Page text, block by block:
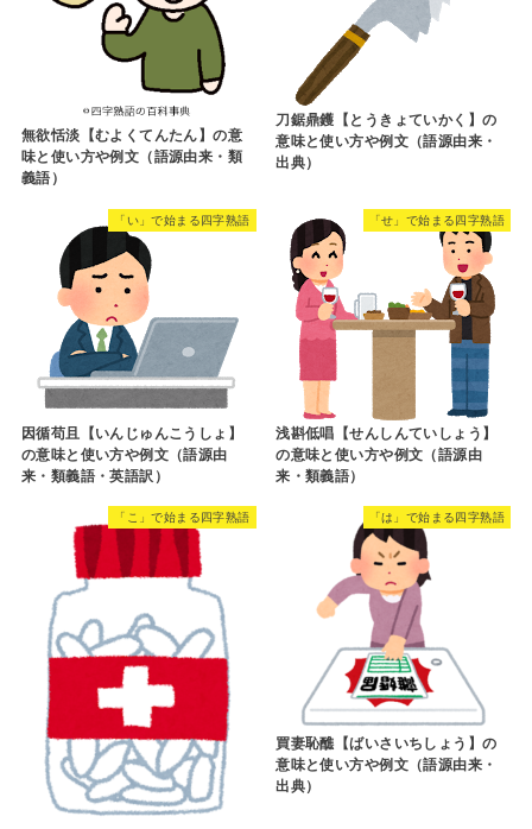
無欲恬淡【むよくてんたん】の意
味と使い方や例文（語源由来・類
義語）
刀鋸鼎鑊【とうきょていかく】の
意味と使い方や例文（語源由来・
出典）
「い」で始まる四字熟語
因循苟且【いんじゅんこうしょ】
の意味と使い方や例文（語源由
来・類義語・英語訳）
「せ」で始まる四字熟語
浅斟低唱【せんしんていしょう】
の意味と使い方や例文（語源由
来・類義語）
「こ」で始まる四字熟語 「は」で始まる四字熟語
買妻恥醮【ばいさいちしょう】の
意味と使い方や例文（語源由来・
出典）